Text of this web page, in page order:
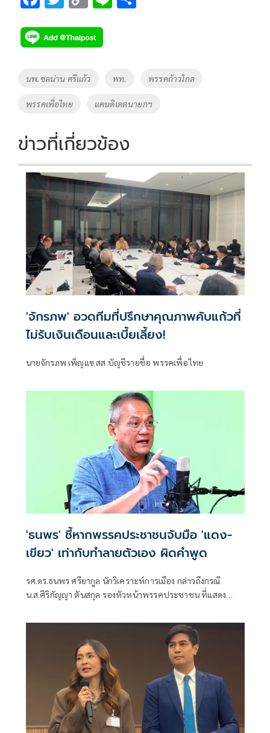
e
b
o
o
k
tt
er
p
y
Li
k
Tags
นพ.ชลน่าน ศรีแก้ว พท. พรรคก้าวไกล
พรรคเพื่อไทย แคนดิเดตนายกฯ
ข่าวที่เกี่ยวข้อง
'จักรภพ' อวดทีมที่ปรึกษาคุณภาพคับแก้วที่
ไม่รับเงินเดือนและเบี้ยเลี้ยง!
นายจักรภพ เพ็ญแข สส.บัญชีรายชื่อ พรรคเพื่อไทย
'ธนพร' ชี้หากพรรคประชาชนจับมือ 'แดง-
เขียว' เท่ากับทำลายตัวเอง ผิดคำพูด
รศ.ดร.ธนพร ศรียากูล นักวิเคราะห์การเมือง กล่าวถึงกรณี
น.ส.ศิริกัญญา ตันสกุล รองหัวหน้าพรรคประชาชน ที่แสดง
พรรคภูมิใจไทย ก็จำเป็นต้องพูดคุยกับพรรคประชาชนด้วยว่า